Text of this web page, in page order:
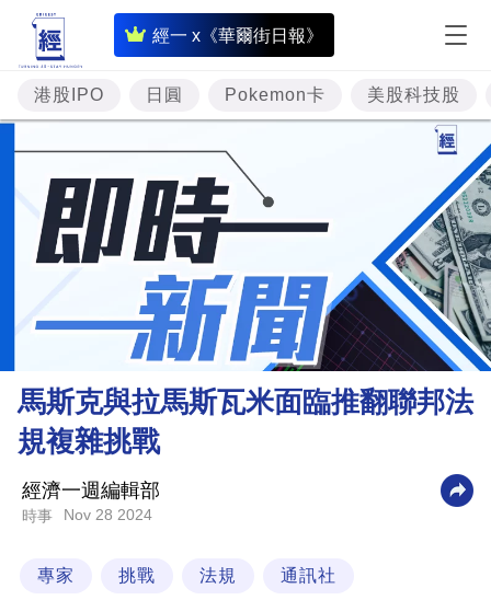
經一 x《華爾街日報》
即
時
財
經
專
題
投
資
樓
市
財
商
業
科
港股IPO 日圓 Pokemon卡 美股科技股
馬斯克與拉馬斯瓦米面臨推翻聯邦法
規複雜挑戰
經濟一週編輯部
時事 Nov 28 2024
專家 挑戰 法規 通訊社